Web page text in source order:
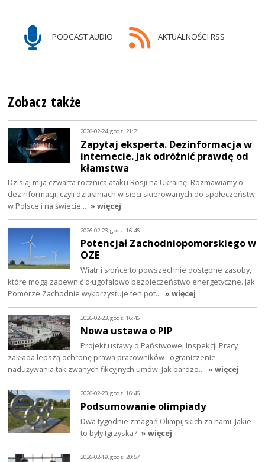
PODCAST AUDIO AKTUALNOŚCI RSS
Zobacz także
2026-02-24, godz. 21:21
Zapytaj eksperta. Dezinformacja w
internecie. Jak odróżnić prawdę od
kłamstwa
Dzisiaj mija czwarta rocznica ataku Rosji na Ukrainę. Rozmawiamy o
dezinformacji, czyli działaniach w sieci skierowanych do społeczeństw
w Polsce i na świecie… » więcej
2026-02-23, godz. 16:46
Potencjał Zachodniopomorskiego w
OZE
Wiatr i słońce to powszechnie dostępne zasoby,
które mogą zapewnić długofalowo bezpieczeństwo energetyczne. Jak
Pomorze Zachodnie wykorzystuje ten pot… » więcej
2026-02-23, godz. 16:46
Nowa ustawa o PIP
Projekt ustawy o Państwowej Inspekcji Pracy
zakłada lepszą ochronę prawa pracowników i ograniczenie
nadużywania tak zwanych fikcyjnych umów. Jak bardzo… » więcej
2026-02-23, godz. 16:46
Podsumowanie olimpiady
Dwa tygodnie zmagań Olimpijskich za nami. Jakie
to były Igrzyska? » więcej
2026-02-19, godz. 20:57